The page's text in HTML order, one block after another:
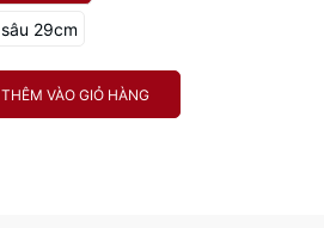
29cm
THÊM VÀO GIỎ HÀNG